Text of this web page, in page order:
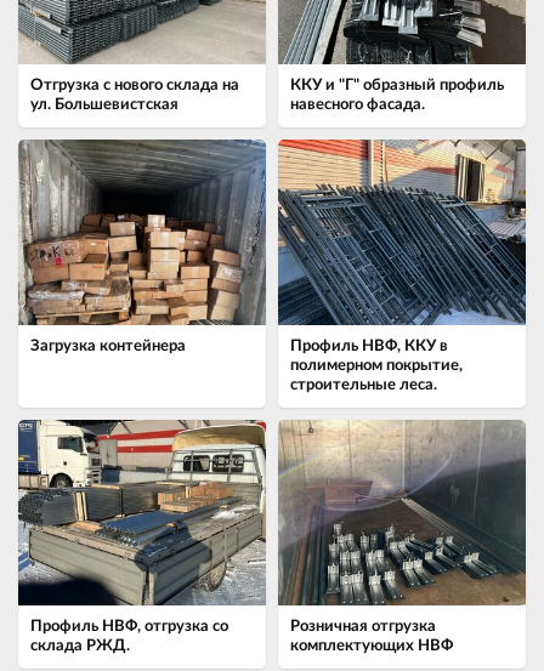
Отгрузка с нового склада на
ул. Большевистская
ККУ и "Г" образный профиль
навесного фасада.
Загрузка контейнера
Профиль НВФ, ККУ в
полимерном покрытие,
строительные леса.
Профиль НВФ, отгрузка со
склада РЖД.
Розничная отгрузка
комплектующих НВФ